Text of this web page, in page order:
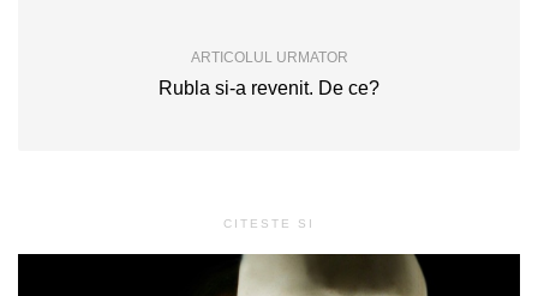
ARTICOLUL URMATOR
Rubla si-a revenit. De ce?
CITESTE SI